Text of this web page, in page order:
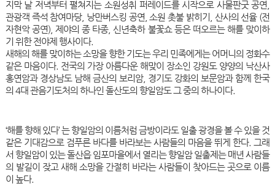
지막 날 저녁부터 펼쳐지는 소원성취 퍼레이드를 시작으로 사물판굿 공연,
관광객 즉석 참여마당, 낭만버스킹 공연, 소원 촛불 밝히기, 산사의 선율 (전
자현악 공연), 제야의 종 타종, 신년축하 불꽃쇼 등은 떠오르는 해를 맞이하
기 위한 전야제 행사이다.
새해의 해를 맞이하는 소망을 향한 기도는 우리 민족에게는 어머니의 정화수
같은 마음이다. 전국의 가장 아름다운 해맞이 장소인 강원도 양양의 낙산사
홍연암과 경상남도 남해 금산의 보리암, 경기도 강화의 보문암과 함께 한국
의 4대 관음기도처의 하나인 돌산도의 향일암도 그 중의 하나이다.
‘해를 향해 있다’ 는 향일암의 이름처럼 금방이라도 일출 광경을 볼 수 있을 것
같은 기대감으로 검푸른 바다를 바라보는 사람들의 마음을 뛰게 한다. 그래
서 향일암이 있는 돌산읍 임포마을에서 열리는 향일암 일출제는 매년 사람들
의 발길이 잦고 새해 소망을 간절히 바라는 사람들이 찾아드는 곳으로 이름
이 높다.